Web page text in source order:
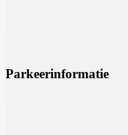
Parkeerinformatie